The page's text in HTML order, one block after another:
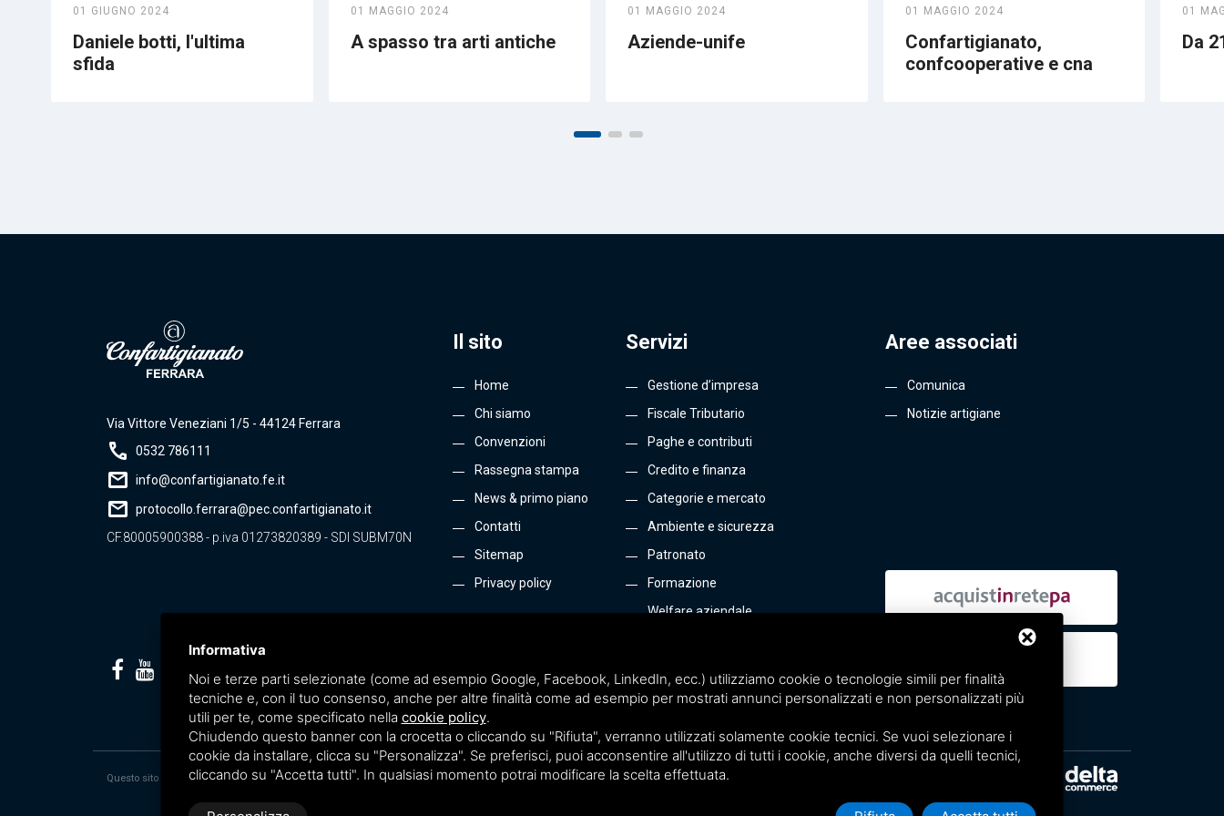
01 GIUGNO 2024
Daniele botti, l'ultima
sfida
01 MAGGIO 2024
A spasso tra arti antiche
01 MAGGIO 2024
Aziende-unife
01 MAGGIO 2024
Confartigianato,
confcooperative e cna
01
Da
Via Vittore Veneziani 1/5 - 44124 Ferrara
call 0532 786111
mail info@confartigianato.fe.it
mail protocollo.ferrara@pec.confartigianato.it
CF.80005900388 - p.iva 01273820389 - SDI SUBM70N
Il sito
Home
Chi siamo
Convenzioni
Rassegna stampa
News & primo piano
Contatti
Sitemap
Privacy policy
Servizi
Gestione d’impresa
Fiscale Tributario
Paghe e contributi
Credito e finanza
Categorie e mercato
Ambiente e sicurezza
Patronato
Formazione
Welfare aziendale
Aree associati
Comunica
Notizie artigiane
Questo sito è protetto da Google reCAPTCHA v3,Privacy PolicyeTerms of Servicedi Google.
Informativa
Noi e terze parti selezionate (come ad esempio Google, Facebook, LinkedIn, ecc.) utilizziamo cookie o tecnologie simili per finalità
tecniche e, con il tuo consenso, anche per altre finalità come ad esempio per mostrati annunci personalizzati e non personalizzati più
utili per te, come specificato nella cookie policy.
Chiudendo questo banner con la crocetta o cliccando su "Rifiuta", verranno utilizzati solamente cookie tecnici. Se vuoi selezionare i
cookie da installare, clicca su "Personalizza". Se preferisci, puoi acconsentire all'utilizzo di tutti i cookie, anche diversi da quelli tecnici,
cliccando su "Accetta tutti". In qualsiasi momento potrai modificare la scelta effettuata.